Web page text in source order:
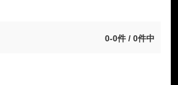
0-0件 / 0件中